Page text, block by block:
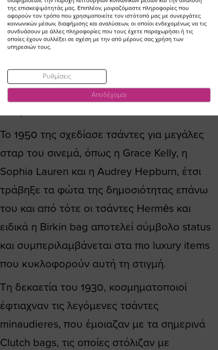
Το 1922, ο Emile-Maurice Hermes, ο εγγονός
της θρυλικής εταιρίας που μέχρι τότε
την πρώτη τσάντα χειρός μετά από συμβολή
της γυναίκας του, και κάπως έτσι έγραψε
Το 1950 της σχεδίασε τσάντες για μεγάλες
σταρ του σινεμά, όπως η Grace Kelly, η
Sophia Lauren και η Audrey Hepburn, έτσι
τράβηξε τα φώτα της δημοσιότητας επάνω
του και από τότε οι τσάντες Hermès και
ειδικά η Birkin bag αποτελεί σύμβολο status
και συμπεριλαμβάνεται στα πιο luxury items
που κυκλοφορούν αυτή τη στιγμή.
Τη δεκαετία του 1930, κοσμηματοποιοί
έφτιαχναν τις λεγόμενες τσάντες
minaudieres, που έμοιαζαν με τα σημερινά
Clutch bags, τις οποίες στόλιζαν με
της επισκεψιμότητάς μας. Επιπλέον, μοιραζόμαστε πληροφορίες που
αφορούν τον τρόπο που χρησιμοποιείτε τον ιστότοπό μας με συνεργάτες
κοινωνικών μέσων, διαφήμισης και αναλύσεων, οι οποίοι ενδεχομένως να τις
συνδυάσουν με άλλες πληροφορίες που τους έχετε παραχωρήσει ή τις
οποίες έχουν συλλέξει σε σχέση με την από μέρους σας χρήση των
υπηρεσιών τους.
Ρυθμίσεις
Αποδέχομαι